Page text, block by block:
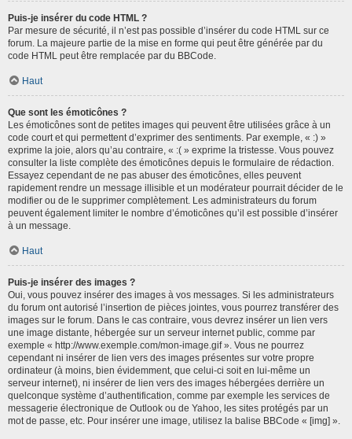
Puis-je insérer du code HTML ?
Par mesure de sécurité, il n’est pas possible d’insérer du code HTML sur ce
forum. La majeure partie de la mise en forme qui peut être générée par du
code HTML peut être remplacée par du BBCode.
Haut
Que sont les émoticônes ?
Les émoticônes sont de petites images qui peuvent être utilisées grâce à un
code court et qui permettent d’exprimer des sentiments. Par exemple, « :) »
exprime la joie, alors qu’au contraire, « :( » exprime la tristesse. Vous pouvez
consulter la liste complète des émoticônes depuis le formulaire de rédaction.
Essayez cependant de ne pas abuser des émoticônes, elles peuvent
rapidement rendre un message illisible et un modérateur pourrait décider de le
modifier ou de le supprimer complètement. Les administrateurs du forum
peuvent également limiter le nombre d’émoticônes qu’il est possible d’insérer
à un message.
Haut
Puis-je insérer des images ?
Oui, vous pouvez insérer des images à vos messages. Si les administrateurs
du forum ont autorisé l’insertion de pièces jointes, vous pourrez transférer des
images sur le forum. Dans le cas contraire, vous devrez insérer un lien vers
une image distante, hébergée sur un serveur internet public, comme par
exemple « http://www.exemple.com/mon-image.gif ». Vous ne pourrez
cependant ni insérer de lien vers des images présentes sur votre propre
ordinateur (à moins, bien évidemment, que celui-ci soit en lui-même un
serveur internet), ni insérer de lien vers des images hébergées derrière un
quelconque système d’authentification, comme par exemple les services de
messagerie électronique de Outlook ou de Yahoo, les sites protégés par un
mot de passe, etc. Pour insérer une image, utilisez la balise BBCode « [img] ».